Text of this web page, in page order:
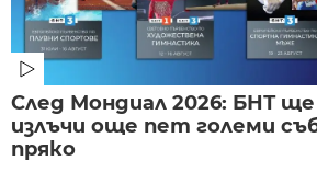
След Мондиал 2026: БНТ ще
излъчи още пет големи
пряко